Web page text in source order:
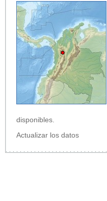
disponibles.
Actualizar los datos